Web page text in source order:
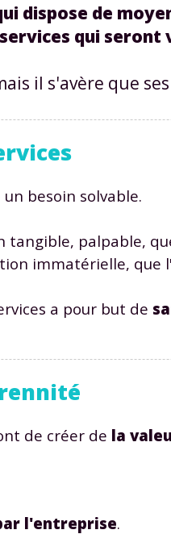
dispose de
qui seront
il s'avère que
besoin solvable.
tangible, palpable,
immatérielle, que
a pour but de
de créer de la
l'entreprise.